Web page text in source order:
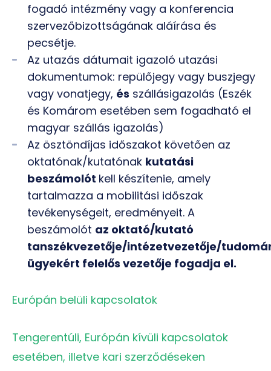
fogadó intézmény vagy a konferencia
szervezőbizottságának aláírása és
pecsétje.
Az utazás dátumait igazoló utazási
dokumentumok: repülőjegy vagy buszjegy
vagy vonatjegy, és szállásigazolás (Eszék
és Komárom esetében sem fogadható el
magyar szállás igazolás)
Az ösztöndíjas időszakot követően az
oktatónak/kutatónak kutatási
beszámolót kell készítenie, amely
tartalmazza a mobilitási időszak
tevékenységeit, eredményeit. A
beszámolót az oktató/kutató
tanszékvezetője/intézetvezetője/
ügyekért felelős vezetője fogadja el.
Európán belüli kapcsolatok
Tengerentúli, Európán kívüli kapcsolatok
esetében, illetve kari szerződéseken